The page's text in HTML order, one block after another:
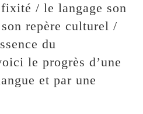
/ le langage son
repère culturel /
du
le progrès d’une
et par une